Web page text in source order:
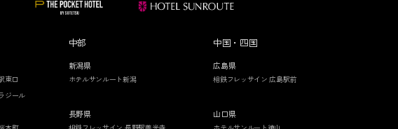
東口
ジール
中部
新潟県
ホテルサンルート新潟
長野県
中国・四国
広島県
相鉄フレッサイン 広島駅前
山口県